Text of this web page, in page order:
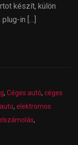
készít, külön
in […]
, Céges autó, céges
, elektromos
,